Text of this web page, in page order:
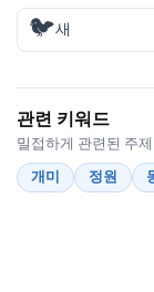
🐦새
관련 키워드
밀접하게 관련된 주
개미
정원